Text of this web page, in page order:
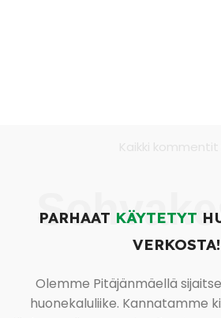
PARHAAT KÄYTETYT
VERKOSTA!
Olemme Pitäjänmäellä
huonekaluliike. Kannatamme